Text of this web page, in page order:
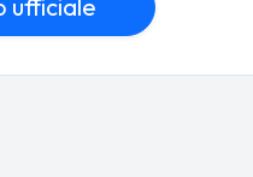
ufficiale